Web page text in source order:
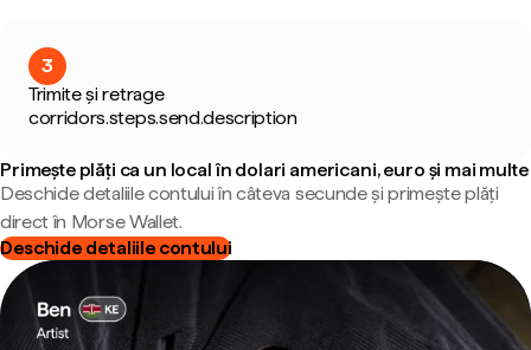
3
Trimite și retrage
corridors.steps.send.description
Primește plăți ca un local în dolari americani, euro și mai multe
Deschide detaliile contului în câteva secunde și primește plăți
direct în Morse Wallet.
Deschide detaliile contului